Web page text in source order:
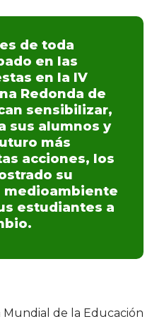
de toda
en las
en la IV
Redonda de
sensibilizar,
sus alumnos y
más
acciones, los
su
medioambiente
estudiantes a
Mundial de la Educación